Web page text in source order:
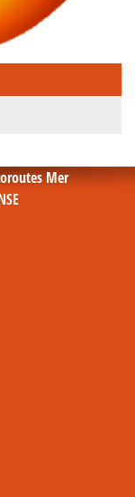
Mer